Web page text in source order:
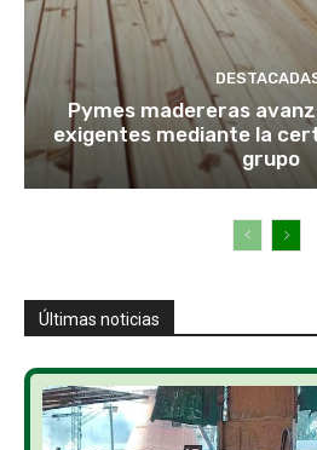
Pymes madereras
exigentes mediante la
grupo
Últimas noticias